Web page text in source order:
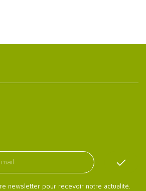
newsletter pour recevoir notre actualité.